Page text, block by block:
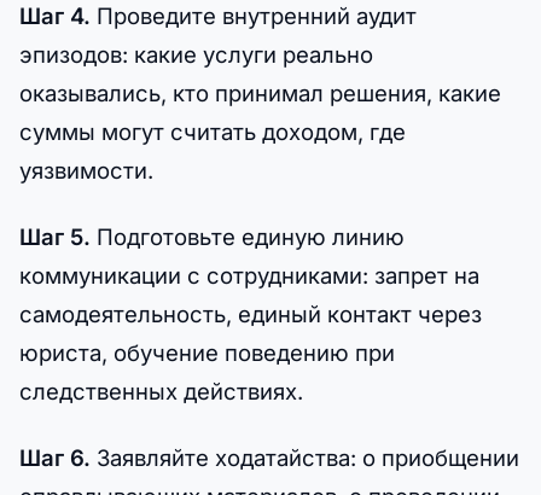
Шаг 4. Проведите внутренний аудит
эпизодов: какие услуги реально
оказывались, кто принимал решения, какие
суммы могут считать доходом, где
уязвимости.
Шаг 5. Подготовьте единую линию
коммуникации с сотрудниками: запрет на
самодеятельность, единый контакт через
юриста, обучение поведению при
следственных действиях.
Шаг 6. Заявляйте ходатайства: о приобщении